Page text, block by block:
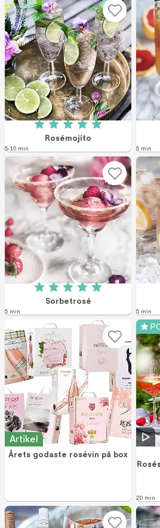
Betyg: 5 av 5 (3 röster)
Rosémojito
5-10 min 5 min
Betyg: 5 av 5 (4 röster)
Sorbetrosé
5 min 5 min
Artikel
Årets godaste rosévin på box
20 min